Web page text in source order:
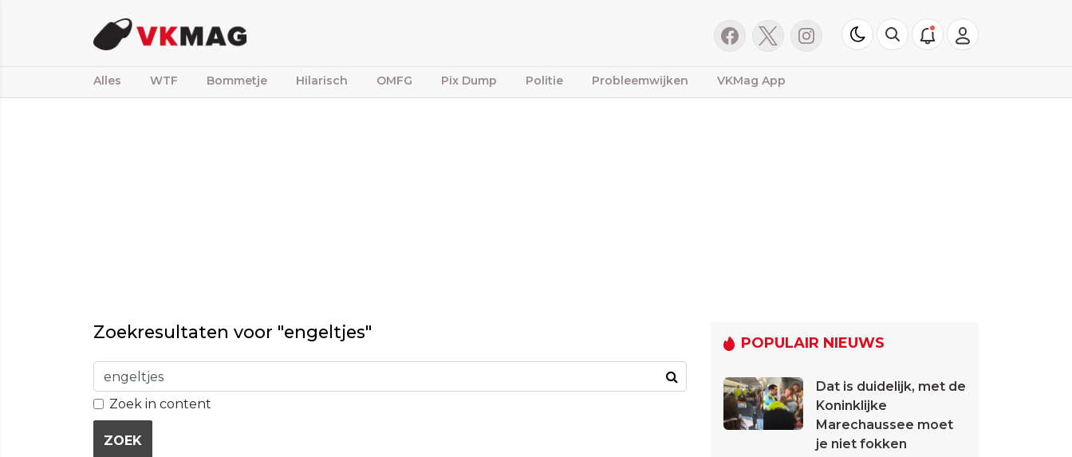
Alles WTF Bommetje Hilarisch OMFG Pix Dump Politie Probleemwijken VKMag App
Zoekresultaten voor "engeltjes"
Zoek in content
ZOEK
POPULAIR NIEUWS
Dat is duidelijk, met de
Koninklijke
Marechaussee moet
je niet fokken